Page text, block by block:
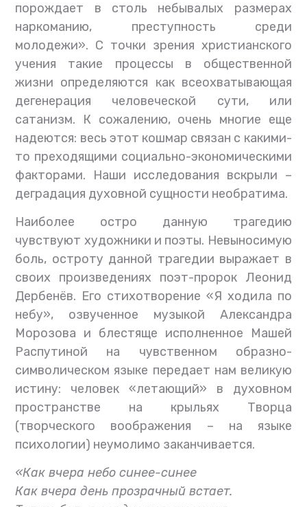
порождает в столь небывалых размерах
наркоманию, преступность среди
молодежи». С точки зрения христианского
учения такие процессы в общественной
жизни определяются как всеохватывающая
дегенерация человеческой сути, или
сатанизм. К сожалению, очень многие еще
надеются: весь этот кошмар связан с какими-
то преходящими социально-экономическими
факторами. Наши исследования вскрыли –
деградация духовной сущности необратима.
Наиболее остро данную трагедию
чувствуют художники и поэты. Невыносимую
боль, остроту данной трагедии выражает в
своих произведениях поэт-пророк Леонид
Дербенёв. Его стихотворение «Я ходила по
небу», озвученное музыкой Александра
Морозова и блестяще исполненное Машей
Распутиной на чувственном образно-
символическом языке передает нам великую
истину: человек «летающий» в духовном
пространстве на крыльях Творца
(творческого воображения – на языке
психологии) неумолимо заканчивается.
«Как вчера небо синее-синее
Как вчера день прозрачный встает.